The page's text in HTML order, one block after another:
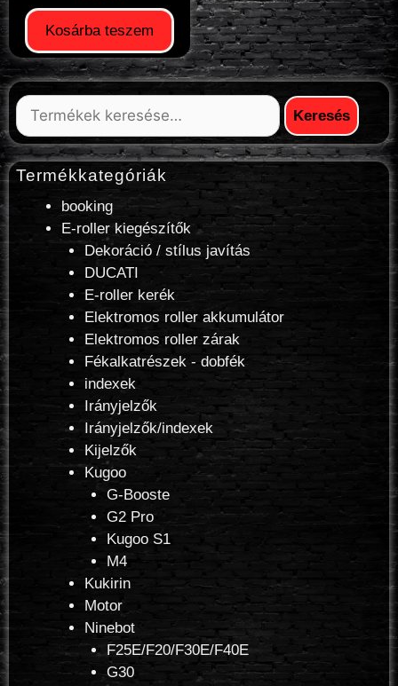
Kosárba teszem
Keresés
Termékkategóriák
booking
E-roller kiegészítők
Dekoráció / stílus javítás
DUCATI
E-roller kerék
Elektromos roller akkumulátor
Elektromos roller zárak
Fékalkatrészek - dobfék
indexek
Irányjelzők
Irányjelzők/indexek
Kijelzők
Kugoo
G-Booste
G2 Pro
Kugoo S1
M4
Kukirin
Motor
Ninebot
F25E/F20/F30E/F40E
G30